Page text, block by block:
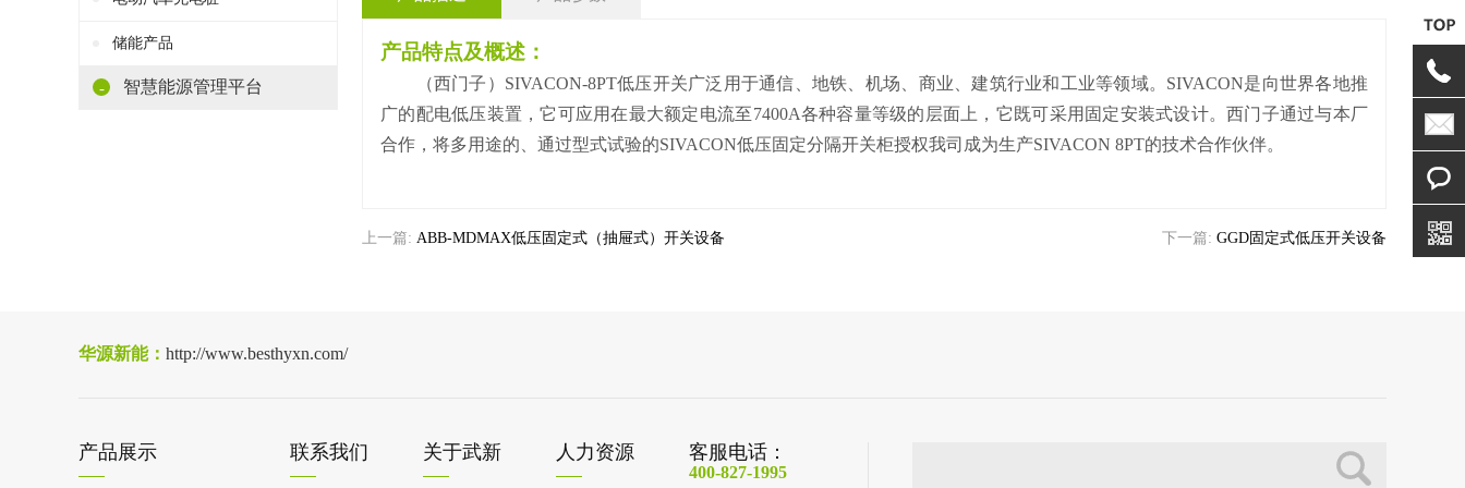
储能产品
- 智慧能源管理平台
产品特点及概述：
（西门子）SIVACON-8PT低压开关广泛用于通信、地铁、机场、商业、建筑行业和工业等领域。SIVACON是向世界各地推
广的配电低压装置，它可应用在最大额定电流至7400A各种容量等级的层面上，它既可采用固定安装式设计。西门子通过与本厂
合作，将多用途的、通过型式试验的SIVACON低压固定分隔开关柜授权我司成为生产SIVACON 8PT的技术合作伙伴。
上一篇: ABB-MDMAX低压固定式（抽屉式）开关设备 下一篇: GGD固定式低压开关设备
华源新能： http://www.besthyxn.com/
产品展示 联系我们 关于武新 人力资源 客服电话：
400-827-1995